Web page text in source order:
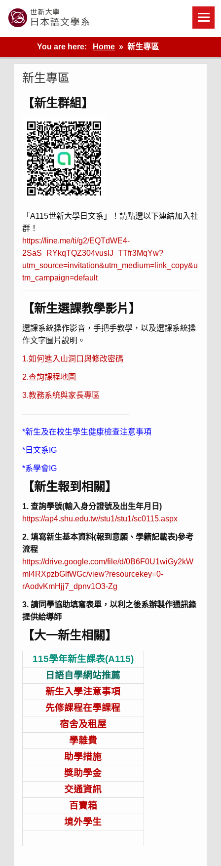
content
世新大學教學單位的網站
You are here:
Home 新生專區
新生專區
【新生群組】
「A115世新大學日文系」！請點選以下連結加入社
群！
https://line.me/ti/g2/EQTdWE4-
2SaS_RYkqTQZ304vuslJ_TTfr3MqYw?
utm_source=invitation&utm_medium=link_copy&u
tm_campaign=default
【新生選課教學影片】
選課系統操作影音，手把手教學，以及選課系統操
作文字圖片說明。
1.如何進入山洞口與修改密碼
2.查詢課程地圖
3.教務系統與家長專區
—————————————–
*新生及在校生學生健康檢查注意事項
*日文系IG
*系學會IG
【新生報到相關】
1. 查詢學號(輸入身分證號及出生年月日)
https://ap4.shu.edu.tw/stu1/stu1/sc0115.aspx
2. 填寫新生基本資料(報到意願、學籍記載表)參考
流程
https://drive.google.com/file/d/0B6F0U1wiGy2kW
ml4RXpzbGlfWGc/view?resourcekey=0-
rAodvKmHjj7_dpnv1O3-Zg
3. 請同學協助填寫表單，以利之後系辦製作通訊錄
提供給導師
【大一新生相關】
115學年新生課表(A115)
日語自學網站推薦
新生入學注意事項
先修課程在學課程
宿舍及租屋
學雜費
助學措施
獎助學金
交通資訊
百寶箱
境外學生